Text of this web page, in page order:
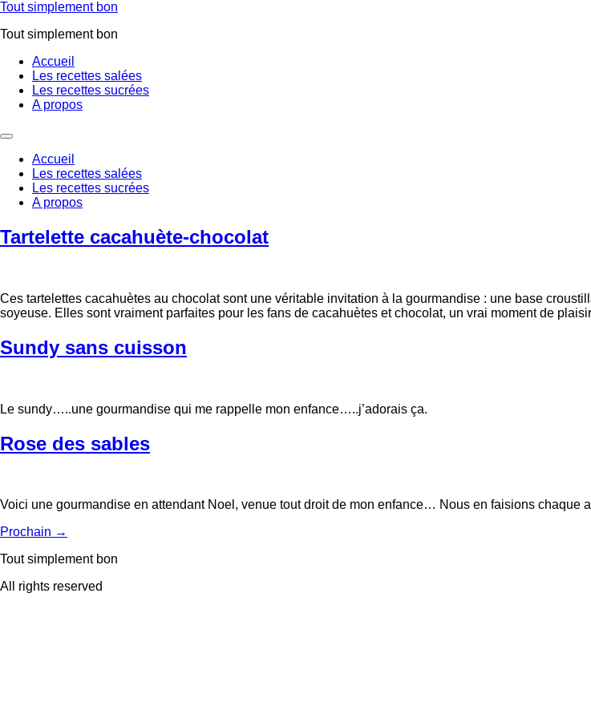
Aller
contenu
Tout simplement bon
Tout simplement bon
Accueil
Les recettes salées
Les recettes sucrées
A propos
Accueil
Les recettes salées
Les recettes sucrées
A propos
Tartelette cacahuète-chocolat
Ces tartelettes cacahuètes au chocolat sont une véritable invitation à la gourmandise : une base
soyeuse. Elles sont vraiment parfaites pour les fans de cacahuètes et chocolat, un vrai moment de
Sundy sans cuisson
Le sundy…..une gourmandise qui me rappelle mon enfance…..j’adorais ça.
Rose des sables
Voici une gourmandise en attendant Noel, venue tout droit de mon enfance… Nous en faisions chaque
Prochain →
Tout simplement bon
All rights reserved